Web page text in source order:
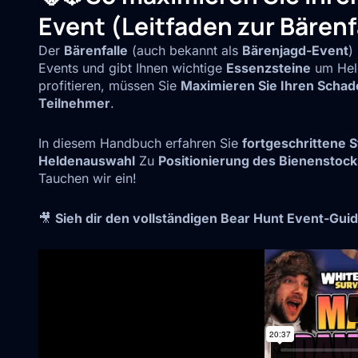
Event (Leitfaden zur
Der Bärenfalle (auch bekannt als Bärenjagd-Event)
Events und gibt Ihnen wichtige Essenzsteine um
profitieren, müssen Sie Maximieren Sie Ihren
Teilnehmer.
In diesem Handbuch erfahren Sie fortgeschrittene
Heldenauswahl Zu Positionierung des
Tauchen wir ein!
🎥 Sieh dir den vollständigen Bear Hunt Event-